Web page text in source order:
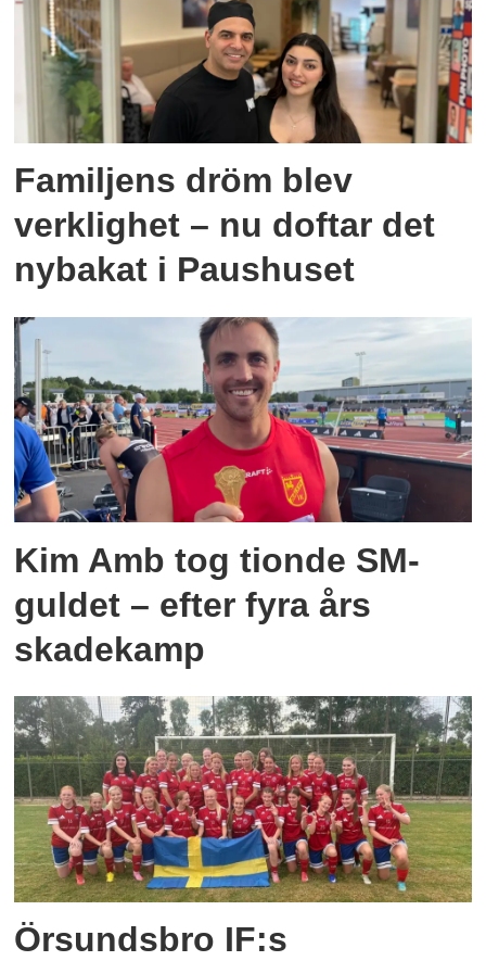
Familjens dröm blev
verklighet – nu doftar det
nybakat i Paushuset
Kim Amb tog tionde SM-
guldet – efter fyra års
skadekamp
Örsundsbro IF:s